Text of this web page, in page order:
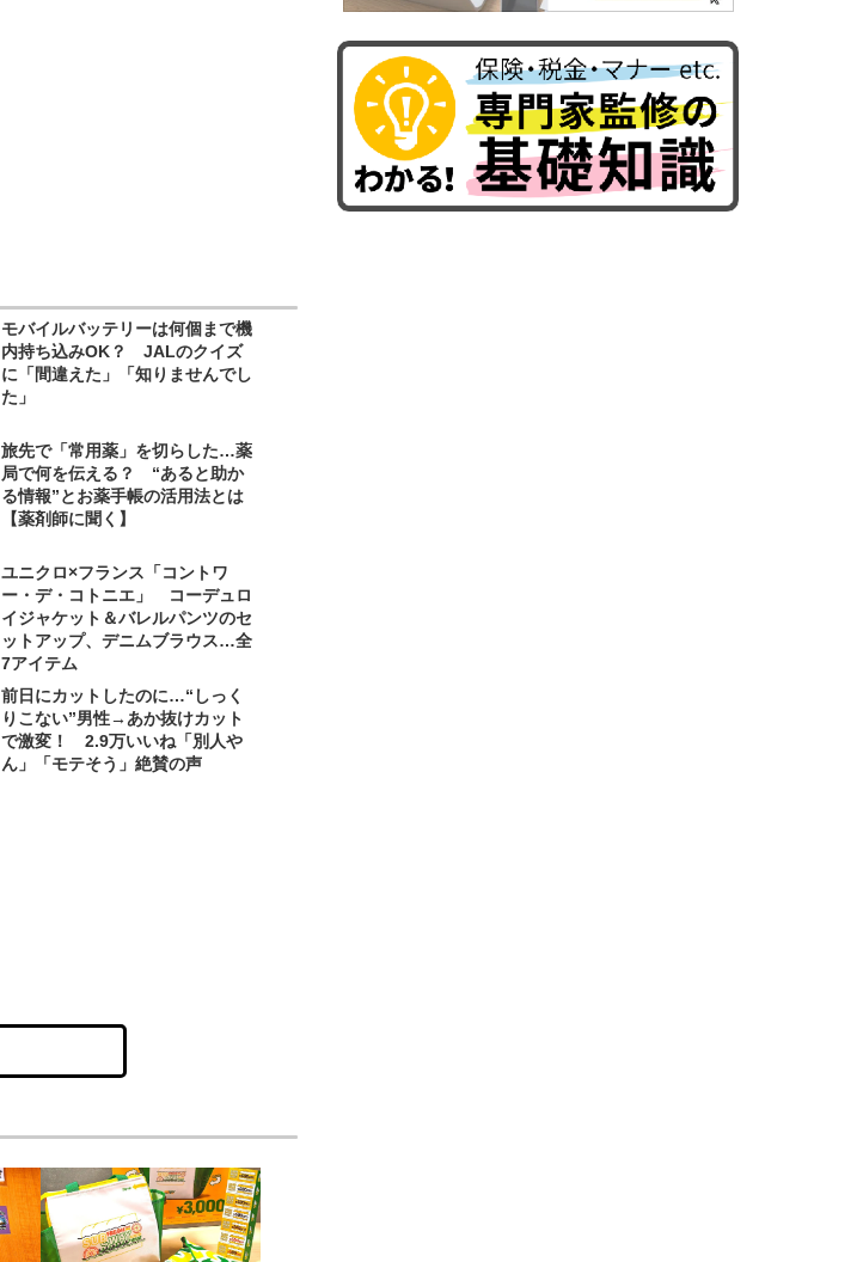
モバイルバッテリーは何個まで機
内持ち込みOK？ JALのクイズ
に「間違えた」「知りませんでし
た」
旅先で「常用薬」を切らした…薬
局で何を伝える？ “あると助か
る情報”とお薬手帳の活用法とは
【薬剤師に聞く】
ユニクロ×フランス「コントワ
ー・デ・コトニエ」 コーデュロ
イジャケット＆バレルパンツのセ
ットアップ、デニムブラウス…全
7アイテム
前日にカットしたのに…“しっく
りこない”男性→あか抜けカット
で激変！ 2.9万いいね「別人や
ん」「モテそう」絶賛の声